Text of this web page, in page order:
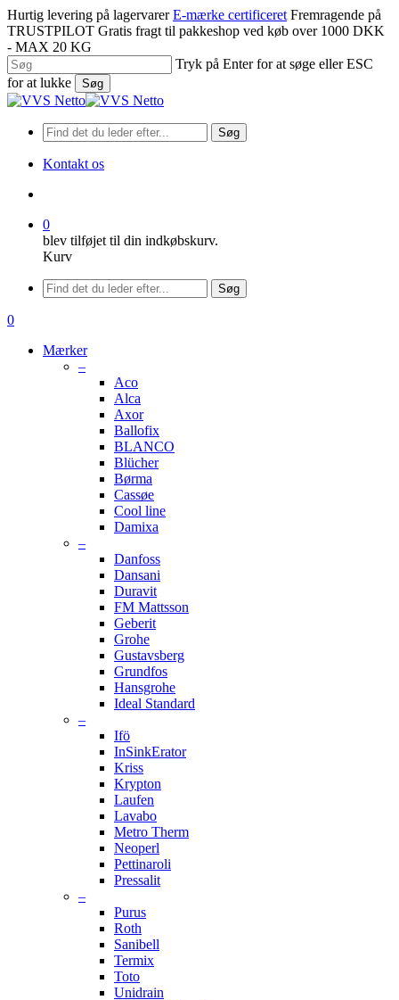
Spring
til
hovedindhold
Hurtig levering på lagervarer E-mærke certificeret Fremragende på
TRUSTPILOT Gratis fragt til pakkeshop ved køb over 1000 DKK
- MAX 20 KG
Tryk på Enter for at søge eller ESC
for at lukke
Søg
Luk
Søg
Kontakt os
0
blev tilføjet til din indkøbskurv.
Kurv
Menu
Søg
søge
0
Mærker
–
Aco
Alca
Axor
Ballofix
BLANCO
Blücher
Børma
Cassøe
Cool line
Damixa
–
Danfoss
Dansani
Duravit
FM Mattsson
Geberit
Grohe
Gustavsberg
Grundfos
Hansgrohe
Ideal Standard
–
Ifö
InSinkErator
Kriss
Krypton
Laufen
Lavabo
Metro Therm
Neoperl
Pettinaroli
Pressalit
–
Purus
Roth
Sanibell
Termix
Toto
Unidrain